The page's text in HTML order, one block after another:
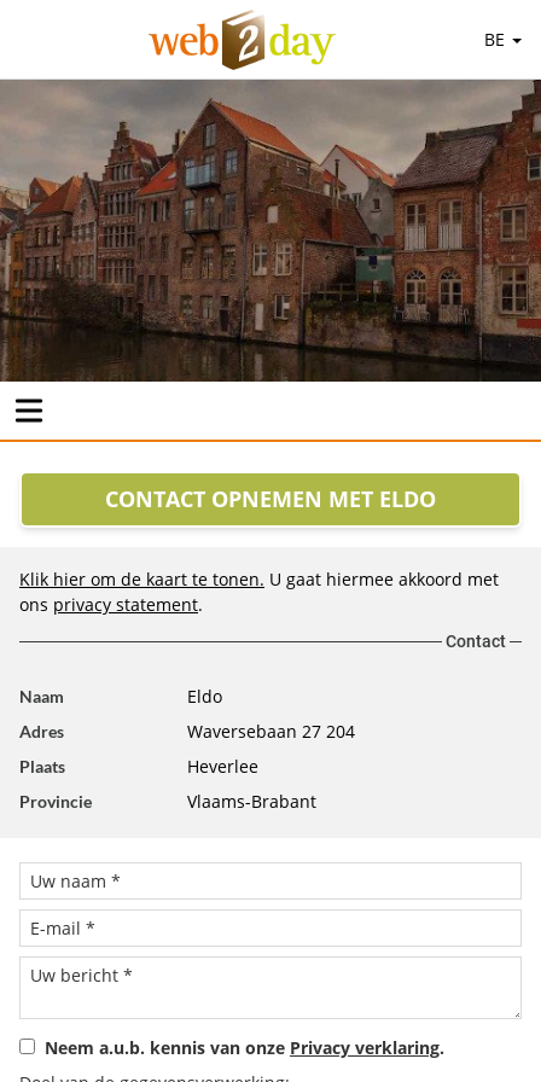
BE
CONTACT OPNEMEN MET ELDO
Klik hier om de kaart te tonen. U gaat hiermee akkoord met
ons privacy statement.
Contact
Naam Eldo
Adres Waversebaan 27 204
Plaats Heverlee
Provincie Vlaams-Brabant
Neem a.u.b. kennis van onze Privacy verklaring.